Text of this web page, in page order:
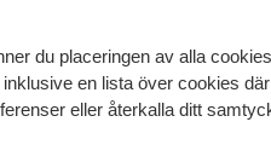
du placeringen av alla
en lista över cookies
eller återkalla ditt